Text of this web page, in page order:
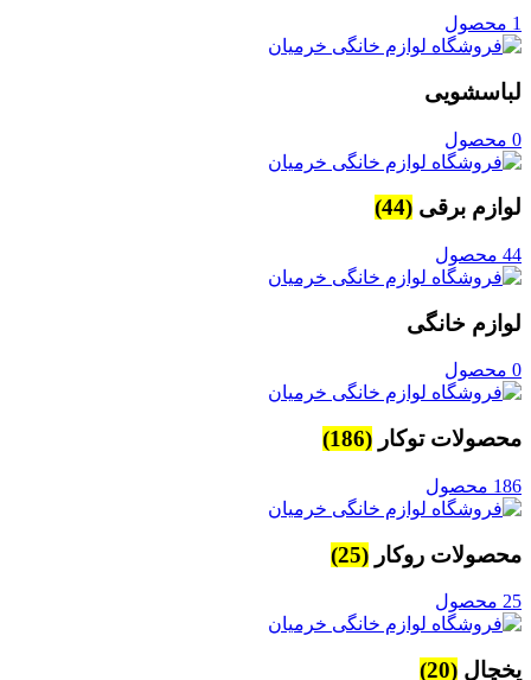
1 محصول
لباسشویی
0 محصول
لوازم برقی (44)
44 محصول
لوازم خانگی
0 محصول
محصولات توکار (186)
186 محصول
محصولات روکار (25)
25 محصول
یخچال (20)